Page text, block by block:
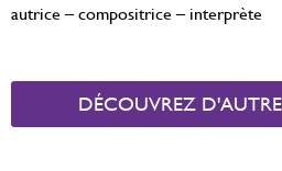
autrice – compositrice – interprète
DÉCOUVREZ